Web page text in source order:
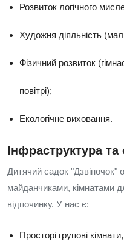
Розвиток логічного
Художня діяльність
Фізичний розвиток
повітрі);
Екологічне виховання.
Інфраструктура
Дитячий садок "Дзвіночок"
майданчиками, кімнатами
відпочинку. У нас є:
Просторі групові